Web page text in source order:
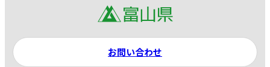
お問い合わせ